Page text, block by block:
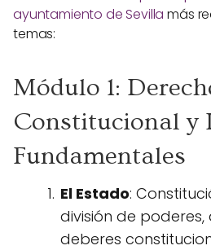
ayuntamiento de Sevilla más
temas:
Módulo 1:
Constitucional y
Fundamentales
El Estado:
división de poderes,
deberes